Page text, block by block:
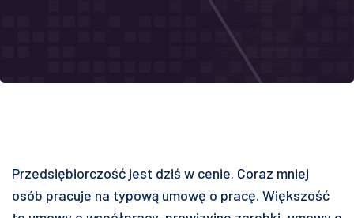
Przedsiębiorczość jest dziś w cenie. Coraz mniej
osób pracuje na typową umowę o pracę. Większość